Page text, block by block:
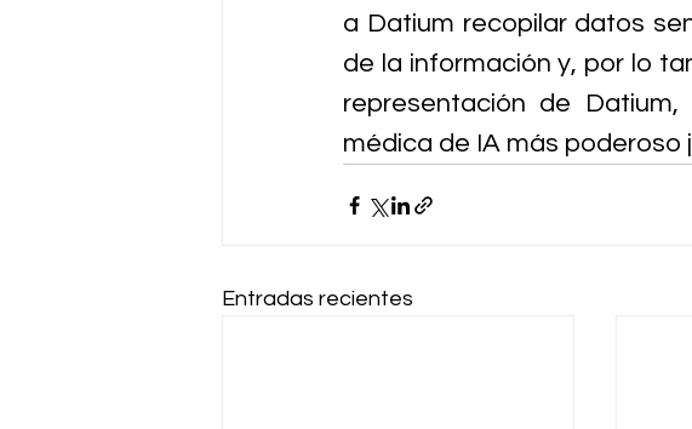
a Datium recopilar datos
de la información y, por lo
representación de
médica de IA más poderoso
Entradas recientes